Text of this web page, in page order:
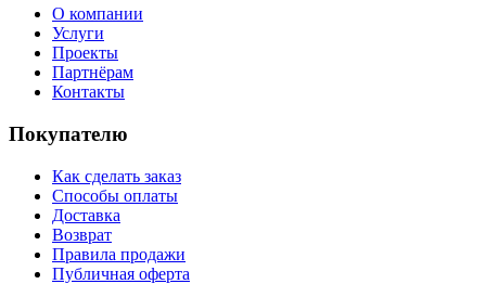
О компании
Услуги
Проекты
Партнёрам
Контакты
Покупателю
Как сделать заказ
Способы оплаты
Доставка
Возврат
Правила продажи
Публичная оферта